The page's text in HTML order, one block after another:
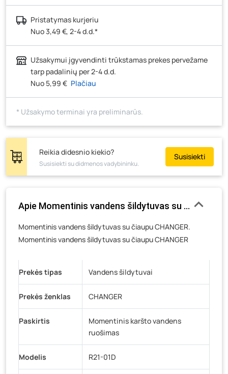
Šilutės pl. 83A, Klaipėda- 19 vienetų
Pramonės g. 7, Šiauliai
Klaipėdos g. 170R, Panevėžys
J. Basanavičiaus g. 6, Utena
Novočėbės k. 3, Kėdainiai
Skuodo g. 41, Mažeikiai- 15 vienetų
Žemaičių g. 2, Raseiniai
Pramonės g. 6E, Šilutė- 10 vienetų
Gedimino g. 54, Tauragė- 10 vienetų
Veteranų g. 11, Visaginas - 18 vienetų
Baravykų g. 1, Druskininkai- 8 vienetai
Vilniaus g. 89D, Ukmergė - 4 vienetai
K. Donelaičio g. 17, Rokiškis
Šaltupės g. 64, Zarasai - 7 vienetai
Pristatymas kurjeriu
Nuo 3,49 €, 2-4 d.d.*
Užsakymui įgyvendinti trūkstamas prekes pervežame
tarp padalinių per 2-4 d.d.
Nuo 5,99 € Plačiau
* Užsakymo terminai yra preliminarūs.
Reikia didesnio kiekio?
Susisiekti su didmenos vadybininku.
Susisiekti
Apie Momentinis vandens šildytuvas su čiaupu
Momentinis vandens šildytuvas su čiaupu CHANGER.
Momentinis vandens šildytuvas su čiaupu CHANGER
Prekės tipas Vandens šildytuvai
Prekės ženklas CHANGER
Paskirtis
Momentinis karšto vandens
ruošimas
Modelis R21-01D